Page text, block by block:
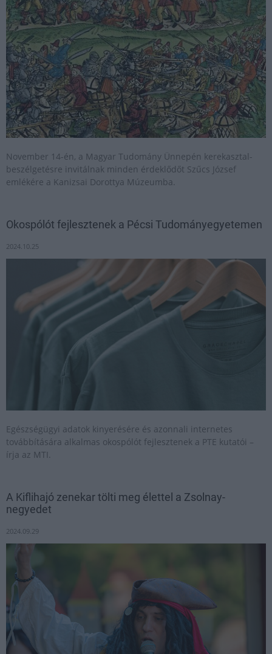
November 14-én, a Magyar Tudomány Ünnepén kerekasztal-
beszélgetésre invitálnak minden érdeklődőt Szűcs József
emlékére a Kanizsai Dorottya Múzeumba.
Okospólót fejlesztenek a Pécsi Tudományegyetemen
2024.10.25
Egészségügyi adatok kinyerésére és azonnali internetes
továbbítására alkalmas okospólót fejlesztenek a PTE kutatói –
írja az MTI.
A Kiflihajó zenekar tölti meg élettel a Zsolnay-
negyedet
2024.09.29